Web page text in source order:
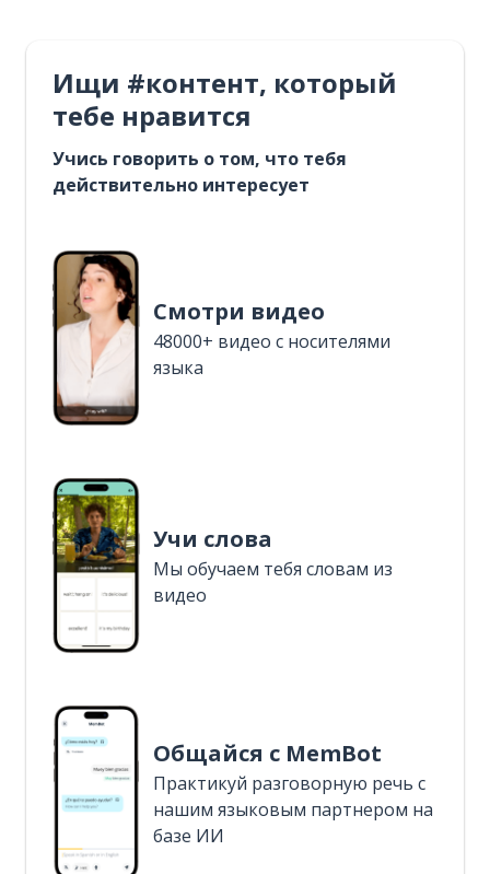
Ищи #контент, который
тебе нравится
Учись говорить о том, что тебя
действительно интересует
Смотри видео
48000+ видео с носителями
языка
Учи слова
Мы обучаем тебя словам из
видео
Общайся с MemBot
Практикуй разговорную речь с
нашим языковым партнером на
базе ИИ